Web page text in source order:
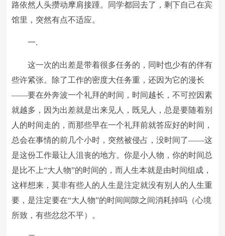
路依然人头攒动摩肩接踵。同学都回去了，剩下自己在宾
馆里，突然有点不适应。
一.
这一次的出差是带着很多任务的，同时也少有的伴有
些许紧张。除了工作的密度大任务重，还因为它的漫长
——要在外奔波一个礼拜的时间，时间越长，不可控因素
就越多，因为出差就是出来见人，既见人，总是要随着别
人的时间走的，而那些早在一个礼拜前就答应好的时间，
总会在事情的前几个小时，突然被侵占，没时间了——这
是这份工作最让人沮丧的地方。你是小人物，你的时间总
是比不上“大人物”的时间的，而人生本就是由时间组成，
这样想来，莫非有些人的人生是注定就没有别人的人生重
要，是注定要在“大人物”的时间间隙之间消耗掉吗（心境
所致，有些忿忿不平）。